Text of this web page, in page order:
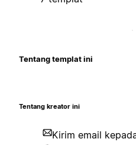
Tentang templat ini
Tentang kreator ini
Kirim email